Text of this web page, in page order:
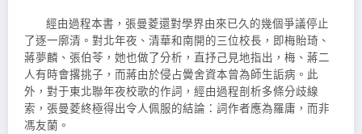
經由過程本書，張曼菱還對學界由來已久的幾個爭議停止
了逐一廓清。對北年夜、清華和南開的三位校長，即梅貽琦、
蔣夢麟、張伯苓，她也做了分析，直抒己見地指出，梅、蔣二
人有時會撂挑子，而蔣由於侵占黌舍資本曾為師生詬病。此
外，對于東北聯年夜校歌的作詞，經由過程剖析多條分歧線
索，張曼菱終極得出令人佩服的結論：詞作者應為羅庸，而非
馮友蘭。